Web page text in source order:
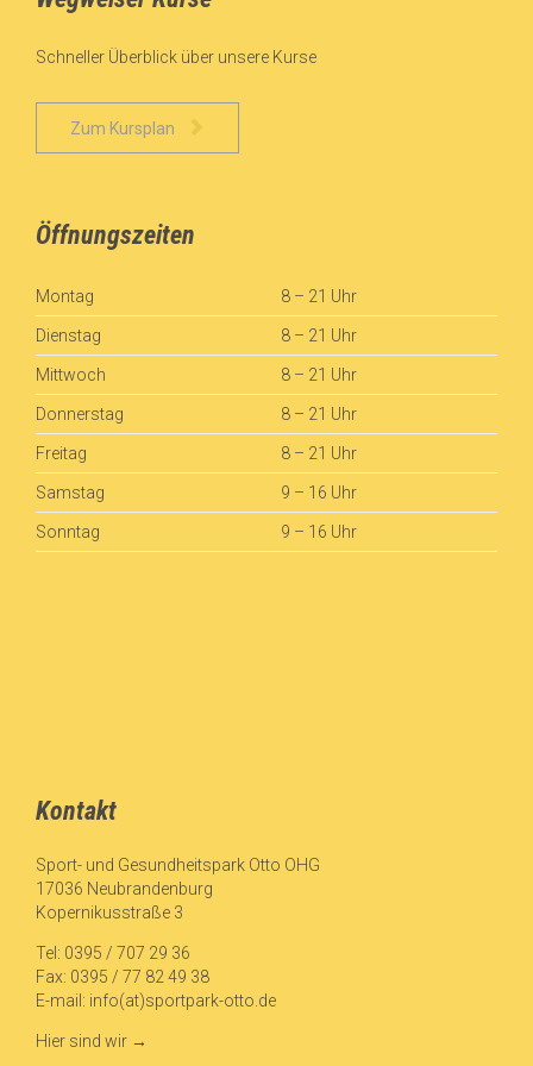
Schneller Überblick über unsere Kurse
Zum Kursplan
Öffnungszeiten
Montag 8 – 21 Uhr
Dienstag 8 – 21 Uhr
Mittwoch 8 – 21 Uhr
Donnerstag 8 – 21 Uhr
Freitag 8 – 21 Uhr
Samstag 9 – 16 Uhr
Sonntag 9 – 16 Uhr
Kontakt
Sport- und Gesundheitspark Otto OHG
17036 Neubrandenburg
Kopernikusstraße 3
Tel: 0395 / 707 29 36
Fax: 0395 / 77 82 49 38
E-mail: info(at)sportpark-otto.de
Hier sind wir →